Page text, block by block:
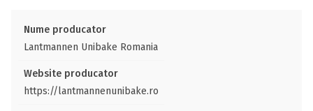
Nume producator
Lantmannen Unibake Romania
Website producator
https://lantmannenunibake.ro